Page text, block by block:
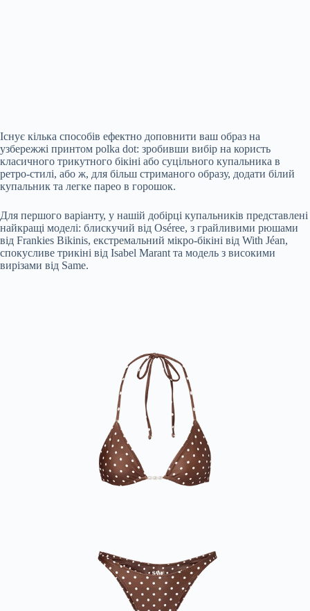
Існує кілька способів ефектно доповнити ваш образ на
узбережжі принтом polka dot: зробивши вибір на користь
класичного трикутного бікіні або суцільного купальника в
ретро-стилі, або ж, для більш стриманого образу, додати білий
купальник та легке парео в горошок.
Для першого варіанту, у нашій добірці купальників представлені
найкращі моделі: блискучий від Oséree, з грайливими рюшами
від Frankies Bikinis, екстремальний мікро-бікіні від With Jéan,
спокусливе трикіні від Isabel Marant та модель з високими
вирізами від Same.